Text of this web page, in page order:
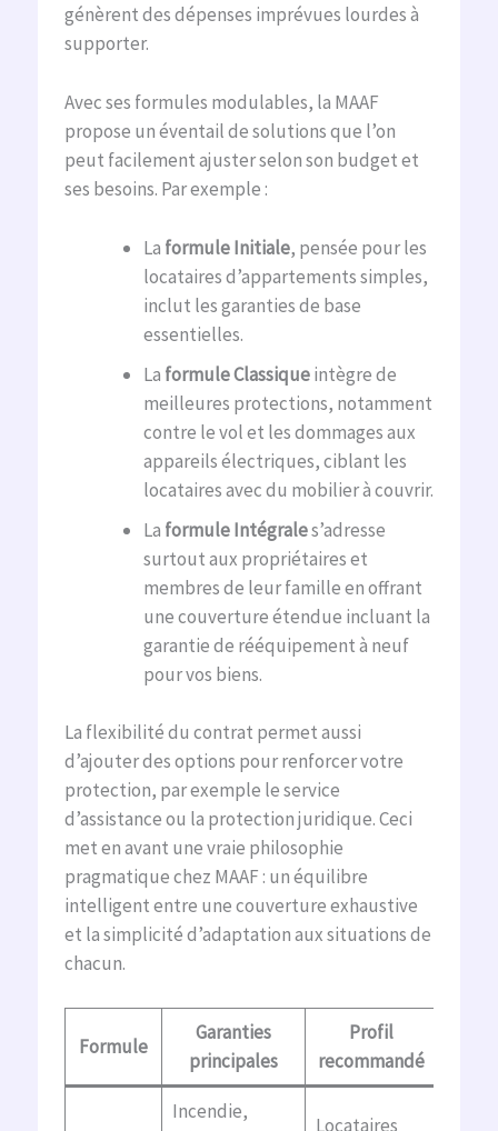
génèrent des dépenses imprévues lourdes à
supporter.
Avec ses formules modulables, la MAAF
propose un éventail de solutions que l’on
peut facilement ajuster selon son budget et
ses besoins. Par exemple :
La formule Initiale, pensée pour les
locataires d’appartements simples,
inclut les garanties de base
essentielles.
La formule Classiqueintègre de
meilleures protections, notamment
contre le vol et les dommages aux
appareils électriques, ciblant les
locataires avec du mobilier à couvrir.
La formule Intégrales’adresse
surtout aux propriétaires et
membres de leur famille en offrant
une couverture étendue incluant la
garantie de rééquipement à neuf
pour vos biens.
La flexibilité du contrat permet aussi
d’ajouter des options pour renforcer votre
protection, par exemple le service
d’assistance ou la protection juridique. Ceci
met en avant une vraie philosophie
pragmatique chez MAAF : un équilibre
intelligent entre une couverture exhaustive
et la simplicité d’adaptation aux situations de
chacun.
Formule
Garanties
principales
Profil
recommandé
Incendie,
Locataires